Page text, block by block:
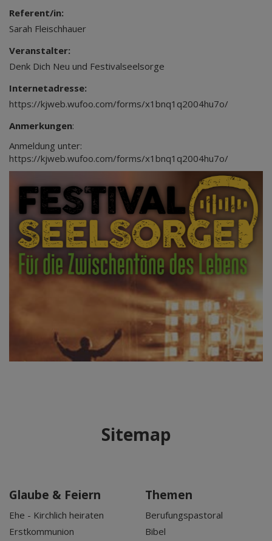
Referent/in:
Sarah Fleischhauer
Veranstalter:
Denk Dich Neu und Festivalseelsorge
Internetadresse:
https://kjweb.wufoo.com/forms/x1bnq1q2004hu7o/
Anmerkungen:
Anmeldung unter:
https://kjweb.wufoo.com/forms/x1bnq1q2004hu7o/
Sitemap
Glaube & Feiern
Ehe - Kirchlich heiraten
Erstkommunion
Themen
Berufungspastoral
Bibel